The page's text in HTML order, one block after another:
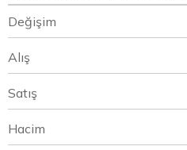
Değişim
Alış
Satış
Hacim